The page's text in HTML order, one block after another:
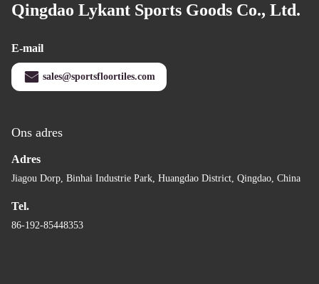
Qingdao Lykant Sports Goods Co., Ltd.
E-mail
sales@sportsfloortiles.com
Ons adres
Adres
Jiagou Dorp, Binhai Industrie Park, Huangdao District, Qingdao, China
Tel.
86-192-85448353